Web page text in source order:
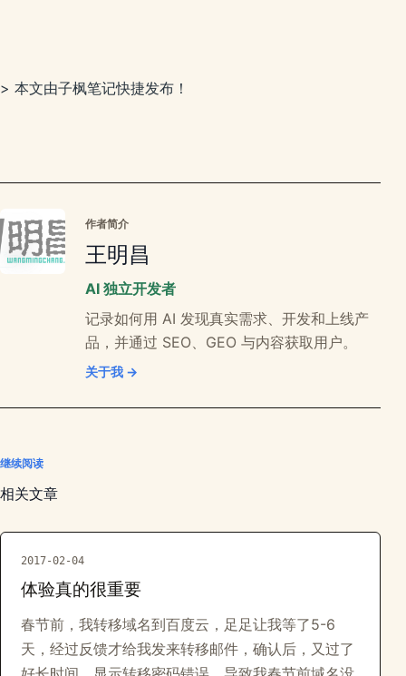
> 本文由子枫笔记快捷发布！
作者简介
王明昌
AI 独立开发者
记录如何用 AI 发现真实需求、开发和上线产
品，并通过 SEO、GEO 与内容获取用户。
关于我 →
继续阅读
相关文章
2017-02-04
体验真的很重要
春节前，我转移域名到百度云，足足让我等了5-6
天，经过反馈才给我发来转移邮件，确认后，又过了